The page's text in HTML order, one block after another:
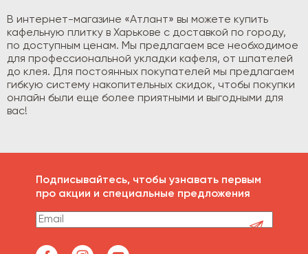
В интернет-магазине «Атлант» вы можете купить
кафельную плитку в Харькове с доставкой по городу,
по доступным ценам. Мы предлагаем все необходимое
для профессиональной укладки кафеля, от шпателей
до клея. Для постоянных покупателей мы предлагаем
гибкую систему накопительных скидок, чтобы покупки
онлайн были еще более приятными и выгодными для
вас!
Подписывайтесь, чтобы узнавать первым
про акции и специальные предложения